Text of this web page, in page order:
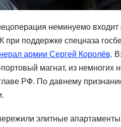
неминуемо
поддержке спецназа
армии Сергей Королёв.
магнат, из
РФ. По давнему
элитные